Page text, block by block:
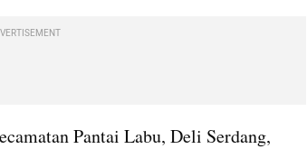
Pantai Labu, Deli Serdang,